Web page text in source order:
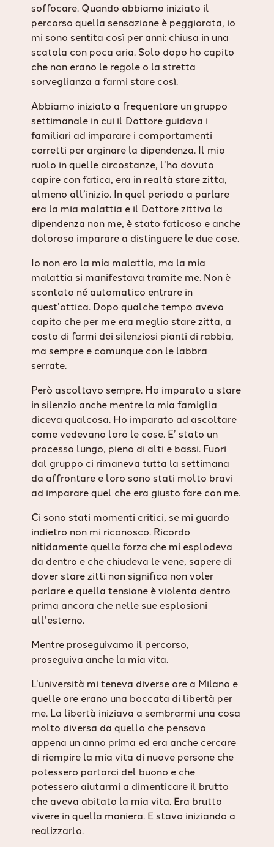
soffocare. Quando abbiamo iniziato il
percorso quella sensazione è peggiorata, io
mi sono sentita così per anni: chiusa in una
scatola con poca aria. Solo dopo ho capito
che non erano le regole o la stretta
sorveglianza a farmi stare così.
Abbiamo iniziato a frequentare un gruppo
settimanale in cui il Dottore guidava i
familiari ad imparare i comportamenti
corretti per arginare la dipendenza. Il mio
ruolo in quelle circostanze, l’ho dovuto
capire con fatica, era in realtà stare zitta,
almeno all’inizio. In quel periodo a parlare
era la mia malattia e il Dottore zittiva la
dipendenza non me, è stato faticoso e anche
doloroso imparare a distinguere le due cose.
Io non ero la mia malattia, ma la mia
malattia si manifestava tramite me. Non è
scontato né automatico entrare in
quest’ottica. Dopo qualche tempo avevo
capito che per me era meglio stare zitta, a
costo di farmi dei silenziosi pianti di rabbia,
ma sempre e comunque con le labbra
serrate.
Però ascoltavo sempre. Ho imparato a stare
in silenzio anche mentre la mia famiglia
diceva qualcosa. Ho imparato ad ascoltare
come vedevano loro le cose. E’ stato un
processo lungo, pieno di alti e bassi. Fuori
dal gruppo ci rimaneva tutta la settimana
da affrontare e loro sono stati molto bravi
ad imparare quel che era giusto fare con me.
Ci sono stati momenti critici, se mi guardo
indietro non mi riconosco. Ricordo
nitidamente quella forza che mi esplodeva
da dentro e che chiudeva le vene, sapere di
dover stare zitti non significa non voler
parlare e quella tensione è violenta dentro
prima ancora che nelle sue esplosioni
all’esterno.
Mentre proseguivamo il percorso,
proseguiva anche la mia vita.
L’università mi teneva diverse ore a Milano e
quelle ore erano una boccata di libertà per
me. La libertà iniziava a sembrarmi una cosa
molto diversa da quello che pensavo
appena un anno prima ed era anche cercare
di riempire la mia vita di nuove persone che
potessero portarci del buono e che
potessero aiutarmi a dimenticare il brutto
che aveva abitato la mia vita. Era brutto
vivere in quella maniera. E stavo iniziando a
realizzarlo.